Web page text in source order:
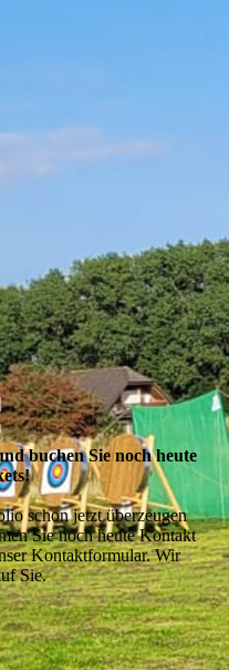
buchen Sie noch heute
schon jetzt überzeugen
Sie noch heute Kontakt
Kontaktformular. Wir
Sie.